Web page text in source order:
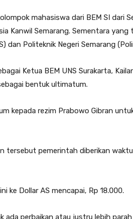
mahasiswa dari BEM SI dari
Kanwil Semarang. Sementara
dan Politeknik Negeri Semarang
Ketua BEM UNS Surakarta,
bentuk ultimatum.
kepada rezim Prabowo Gibran
tersebut pemerintah diberikan
ke Dollar AS mencapai, Rp 18.000.
ada perbaikan atau justru lebih